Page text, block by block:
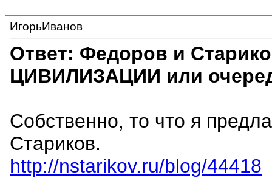
ИгорьИванов
Ответ: Федоров и
ЦИВИЛИЗАЦИИ или
Собственно, то что я
Стариков.
http://nstarikov.ru/blog/44418